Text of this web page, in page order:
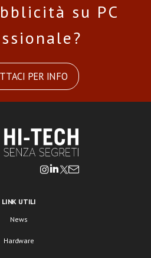
su PC
PER INFO
LINK UTILI
News
Hardware